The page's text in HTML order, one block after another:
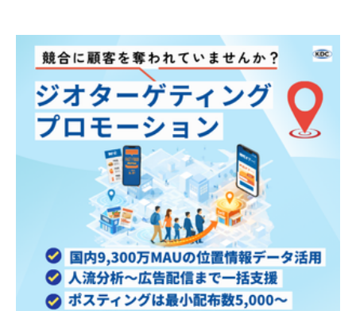
た触覚情報を伴うた
め、記憶に定着（続き
を読む）